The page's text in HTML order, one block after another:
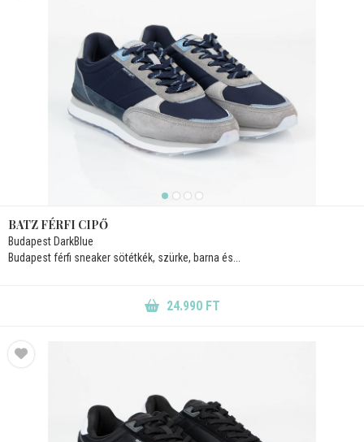
BATZ FÉRFI CIPŐ
Budapest DarkBlue
Budapest férfi sneaker sötétkék, szürke, barna és...
24.990 FT